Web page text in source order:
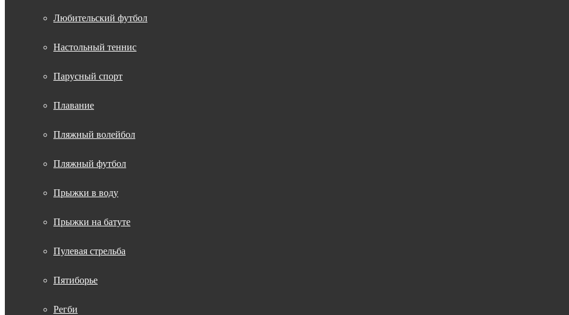
Любительский футбол
Настольный теннис
Парусный спорт
Плавание
Пляжный волейбол
Пляжный футбол
Прыжки в воду
Прыжки на батуте
Пулевая стрельба
Пятиборье
Регби